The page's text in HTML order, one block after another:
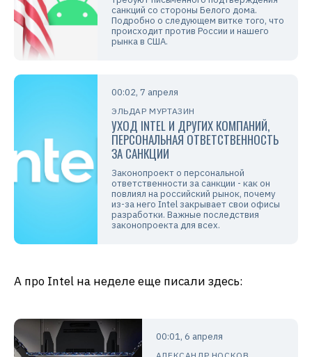
санкций со стороны Белого дома.
Подробно о следующем витке того, что
происходит против России и нашего
рынка в США.
00:02, 7 апреля
ЭЛЬДАР МУРТАЗИН
УХОД INTEL И ДРУГИХ КОМПАНИЙ,
ПЕРСОНАЛЬНАЯ ОТВЕТСТВЕННОСТЬ
ЗА САНКЦИИ
Законопроект о персональной
ответственности за санкции - как он
повлиял на российский рынок, почему
из-за него Intel закрывает свои офисы
разработки. Важные последствия
законопроекта для всех.
А про Intel на неделе еще писали здесь:
00:01, 6 апреля